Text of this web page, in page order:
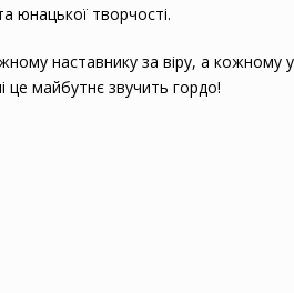
юнацької творчості.
наставнику за віру, а кожному
майбутнє звучить гордо!